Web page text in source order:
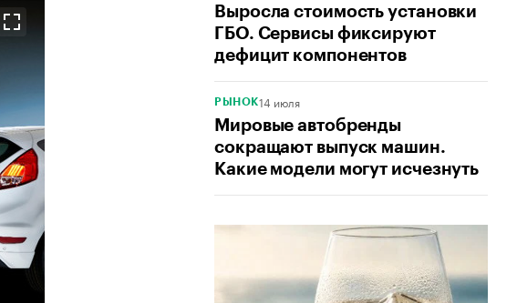
Выросла стоимость установки
ГБО. Сервисы фиксируют
дефицит компонентов
РЫНОК14 июля
Мировые автобренды
сокращают выпуск машин.
Какие модели могут исчезнуть